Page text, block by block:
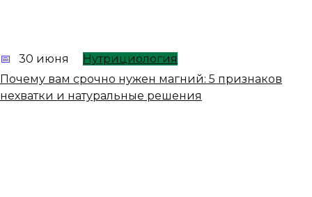
30 июня
Нутрициология
Почему вам срочно нужен магний: 5 признаков
нехватки и натуральные решения